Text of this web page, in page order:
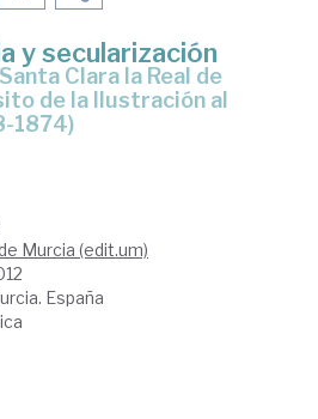
y secularización
de la Ilustración al
1874)
Murcia (edit.um)
España